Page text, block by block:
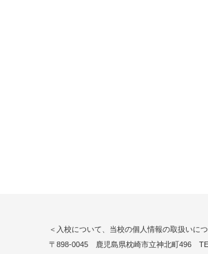
＜入校について、当校の個人情報の取扱いに
〒898-0045 鹿児島県枕崎市立神北町496